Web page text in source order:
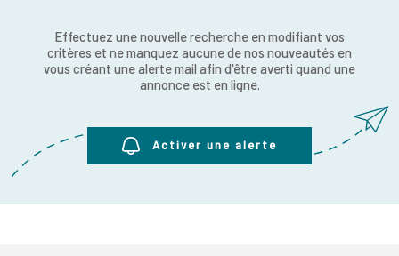
NOS
CONTACT
Effectuez une nouvelle recherche en modifiant vos
critères et ne manquez aucune de nos nouveautés en
vous créant une alerte mail afin d'être averti quand une
annonce est en ligne.
Activer une alerte
TEXTE
RÉFÉRENCE
RECHERCHER